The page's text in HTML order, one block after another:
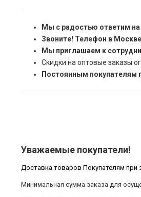
Мы с радостью ответим
Звоните! Телефон в
Мы приглашаем к
Скидки на оптовые заказы
Постоянным покупателям
Уважаемые покупатели!
Доставка товаров Покупателям при
Минимальная сумма заказа для